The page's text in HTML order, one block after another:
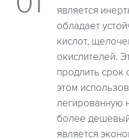
является
обладает
кислот,
окислителей.
продлить срок
этом
легированную
более
является